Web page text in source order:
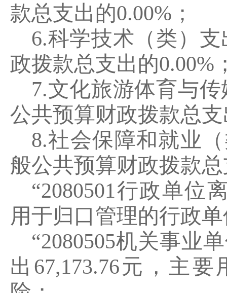
款总支出的0.00% ；
6.科学技术（类）支
政拨款总支出的0.00%
7.文化旅游体育与
公共预算财政拨款总
8.社会保障和就业
般公共预算财政拨款
“2080501行政单位
用于归口管理的行政
“2080505机关事业
出 67,173.76元，主要